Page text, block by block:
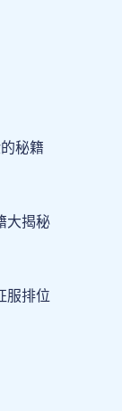
秘籍
大揭秘
服排位